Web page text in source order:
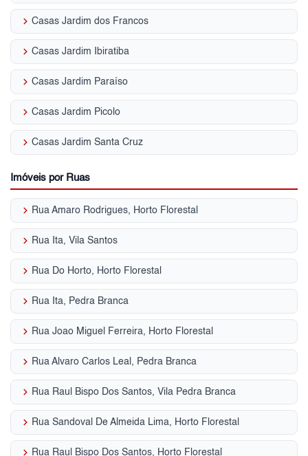
keyboard_arrow_right Casas Jardim dos Francos
keyboard_arrow_right Casas Jardim Ibiratiba
keyboard_arrow_right Casas Jardim Paraíso
keyboard_arrow_right Casas Jardim Picolo
keyboard_arrow_right Casas Jardim Santa Cruz
Imóveis por Ruas
keyboard_arrow_right Rua Amaro Rodrigues, Horto Florestal
keyboard_arrow_right Rua Ita, Vila Santos
keyboard_arrow_right Rua Do Horto, Horto Florestal
keyboard_arrow_right Rua Ita, Pedra Branca
keyboard_arrow_right Rua Joao Miguel Ferreira, Horto Florestal
keyboard_arrow_right Rua Alvaro Carlos Leal, Pedra Branca
keyboard_arrow_right Rua Raul Bispo Dos Santos, Vila Pedra Branca
keyboard_arrow_right Rua Sandoval De Almeida Lima, Horto Florestal
keyboard_arrow_right Rua Raul Bispo Dos Santos, Horto Florestal